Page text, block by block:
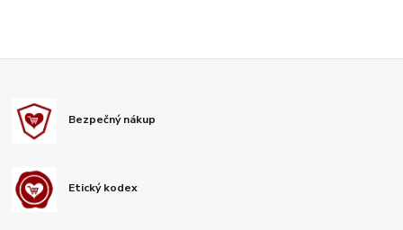
Bezpečný nákup
Etický kodex